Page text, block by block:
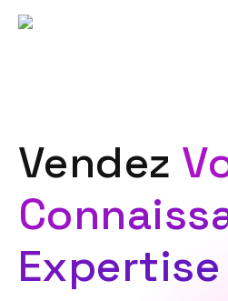
Vendez
Expertise